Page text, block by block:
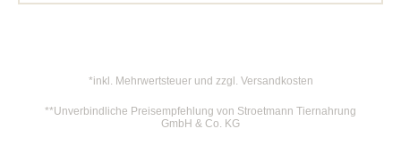
*inkl. Mehrwertsteuer und zzgl. Versandkosten
**Unverbindliche Preisempfehlung von Stroetmann Tiernahrung
GmbH & Co. KG